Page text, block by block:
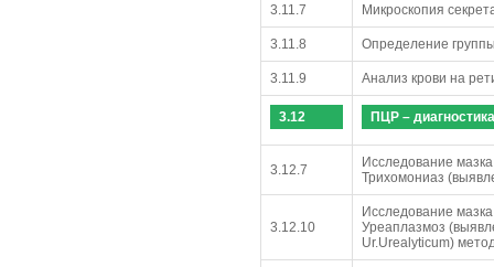
3.11.7 Микроскопия
3.11.8 Определение
3.11.9 Анализ крови на
3.12 ПЦР –
3.12.7
Исследование
Трихомониаз
3.12.10
Исследование
Уреаплазмоз
Ur.Urealyticum)